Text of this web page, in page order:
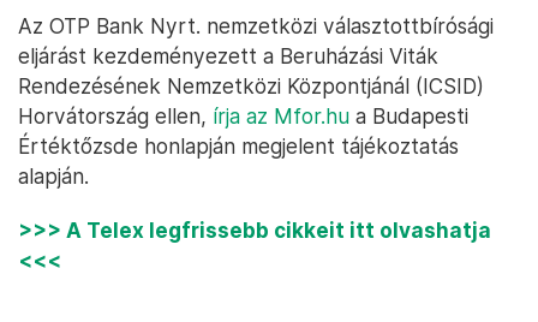
Az OTP Bank Nyrt. nemzetközi választottbírósági
eljárást kezdeményezett a Beruházási Viták
Rendezésének Nemzetközi Központjánál (ICSID)
Horvátország ellen, írja az Mfor.hu a Budapesti
Értéktőzsde honlapján megjelent tájékoztatás
alapján.
>>> A Telex legfrissebb cikkeit itt olvashatja
<<<